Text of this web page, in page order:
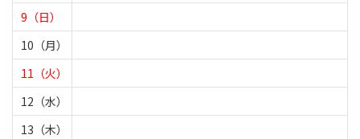
9（日）
10（月）
11（火）
12（水）
13（木）